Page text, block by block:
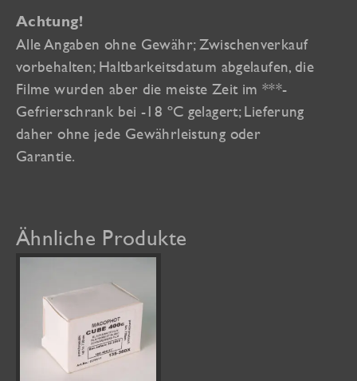
Achtung!
Alle Angaben ohne Gewähr; Zwischenverkauf
vorbehalten; Haltbarkeitsdatum abgelaufen, die
Filme wurden aber die meiste Zeit im ***-
Gefrierschrank bei -18 ºC gelagert; Lieferung
daher ohne jede Gewährleistung oder
Garantie.
Ähnliche Produkte